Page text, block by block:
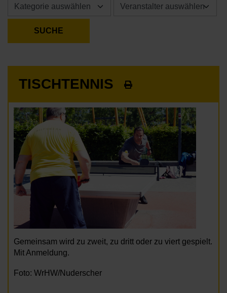
TISCHTENNIS
Gemeinsam wird zu zweit, zu dritt oder zu viert gespielt.
Mit Anmeldung.
Foto: WrHW/Nuderscher